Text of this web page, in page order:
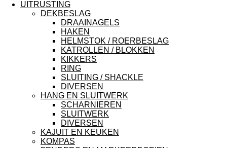
UITRUSTING
DEKBESLAG
DRAAINAGELS
HAKEN
HELMSTOK / ROERBESLAG
KATROLLEN / BLOKKEN
KIKKERS
RING
SLUITING / SHACKLE
DIVERSEN
HANG EN SLUITWERK
SCHARNIEREN
SLUITWERK
DIVERSEN
KAJUIT EN KEUKEN
KOMPAS